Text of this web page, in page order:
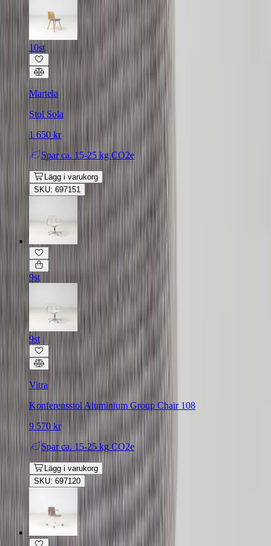
10st
Martela
Stol Sola
1 650 kr
Spar ca. 15-25 kg CO2e
Lägg i varukorg
SKU: 697151
9st
9st
Vitra
Konferensstol Aluminium Group Chair 108
9 570 kr
Spar ca. 15-25 kg CO2e
Lägg i varukorg
SKU: 697120